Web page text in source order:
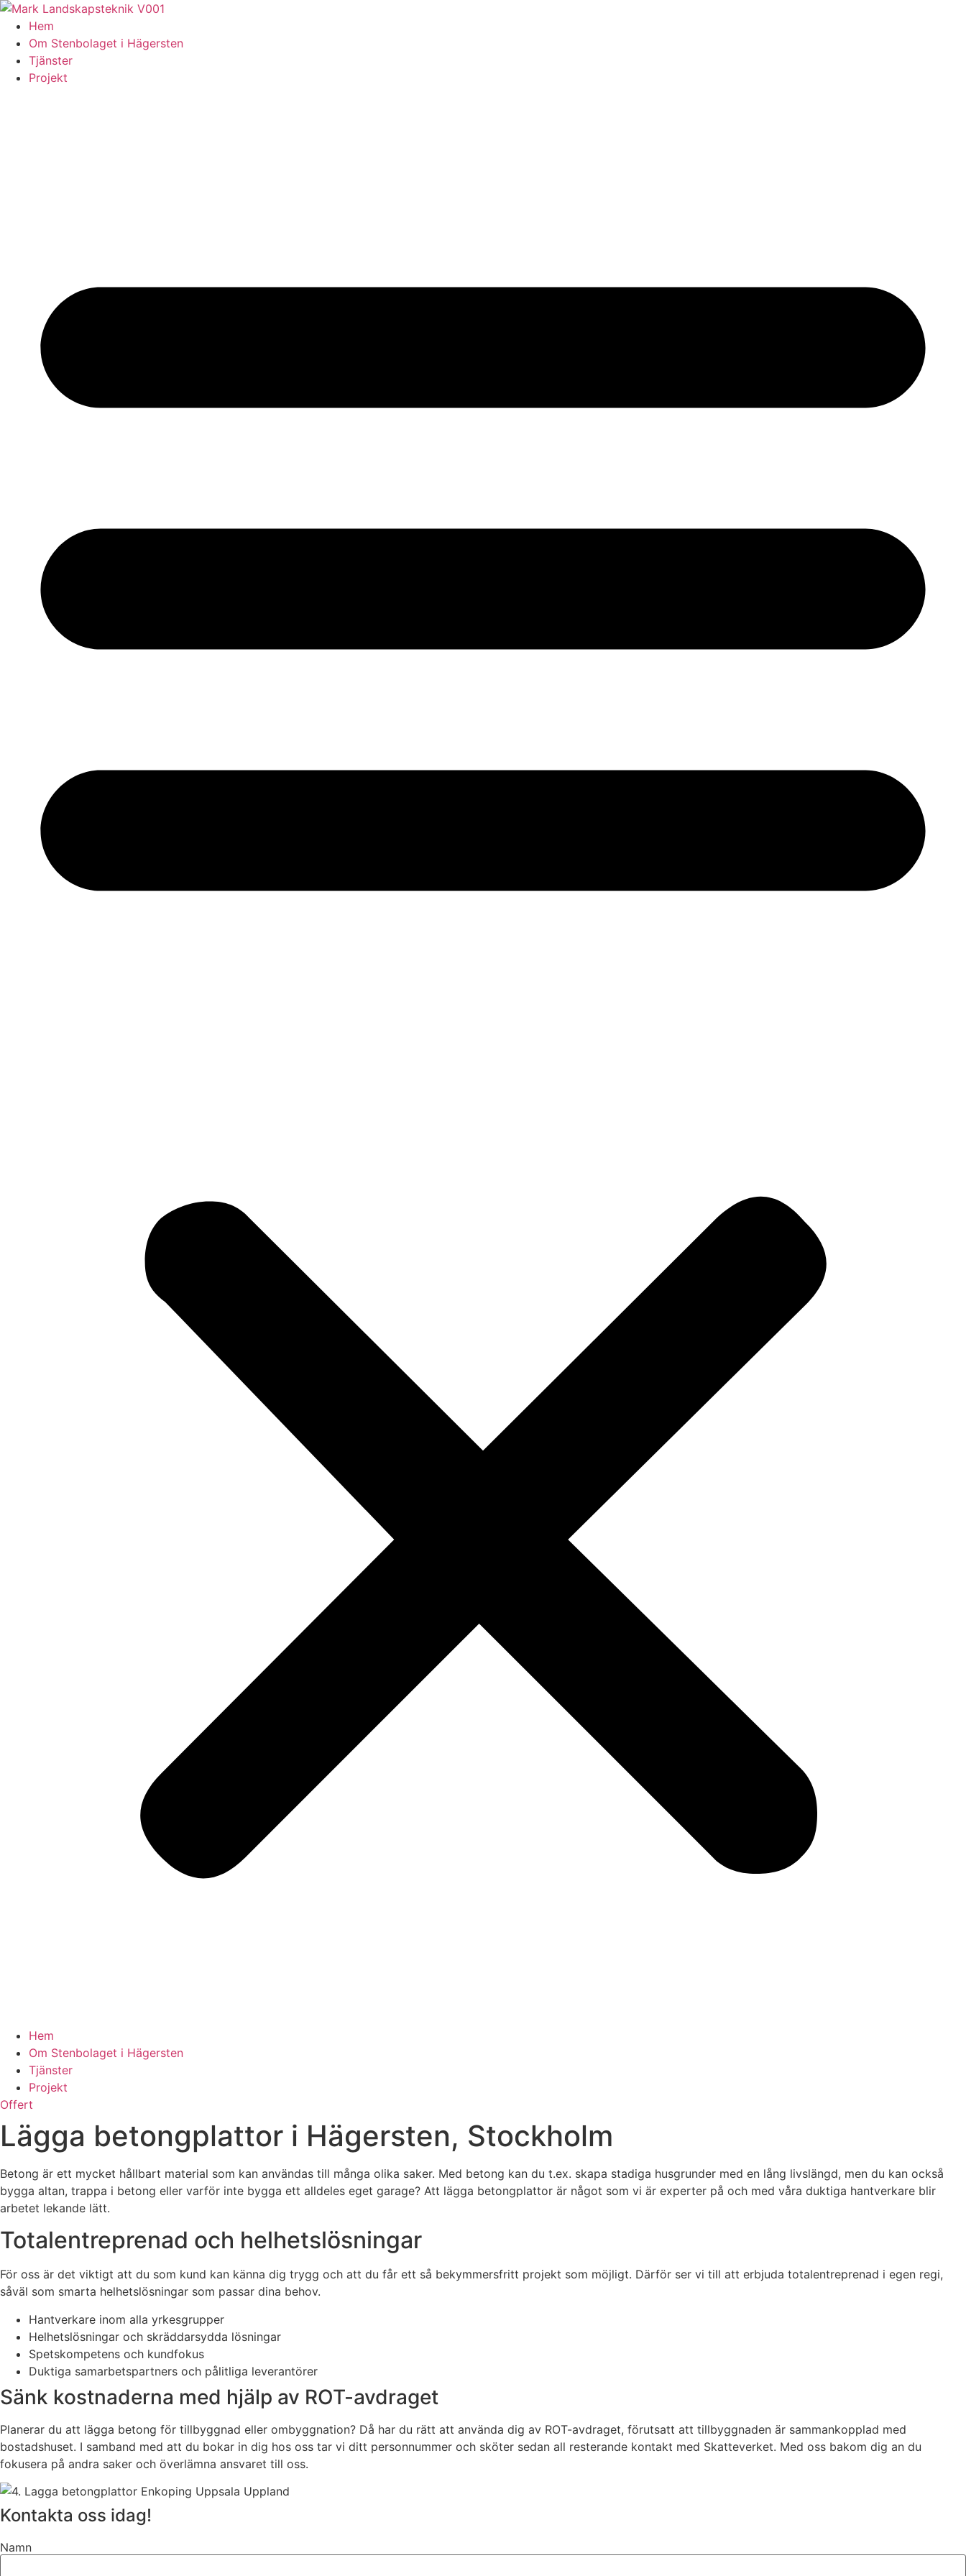
Skip
content
Hem
Om Stenbolaget i Hägersten
Tjänster
Projekt
Hem
Om Stenbolaget i Hägersten
Tjänster
Projekt
Offert
Lägga betongplattor i Hägersten, Stockholm
Betong är ett mycket hållbart material som kan användas till många olika saker. Med betong kan du t.ex. skapa stadiga husgrunder med en lång livslängd, men du kan också
bygga altan, trappa i betong eller varför inte bygga ett alldeles eget garage? Att lägga betongplattor är något som vi är experter på och med våra duktiga hantverkare blir
arbetet lekande lätt.
Totalentreprenad och helhetslösningar
För oss är det viktigt att du som kund kan känna dig trygg och att du får ett så bekymmersfritt projekt som möjligt. Därför ser vi till att erbjuda totalentreprenad i egen regi,
såväl som smarta helhetslösningar som passar dina behov.
Hantverkare inom alla yrkesgrupper
Helhetslösningar och skräddarsydda lösningar
Spetskompetens och kundfokus
Duktiga samarbetspartners och pålitliga leverantörer
Sänk kostnaderna med hjälp av ROT-avdraget
Planerar du att lägga betong för tillbyggnad eller ombyggnation? Då har du rätt att använda dig av ROT-avdraget, förutsatt att tillbyggnaden är sammankopplad med
bostadshuset. I samband med att du bokar in dig hos oss tar vi ditt personnummer och sköter sedan all resterande kontakt med Skatteverket. Med oss bakom dig an du
fokusera på andra saker och överlämna ansvaret till oss.
Kontakta oss idag!
Namn